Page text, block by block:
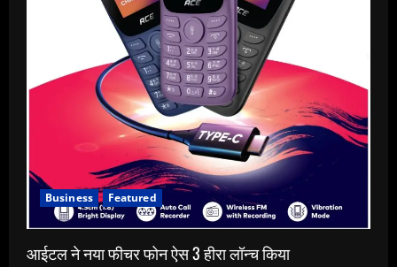
Business Featured
आईटल ने नया फीचर फोन ऐस 3 हीरा लॉन्च किया